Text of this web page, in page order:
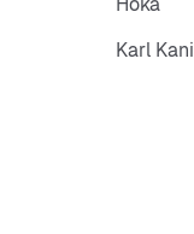
Karl Kani